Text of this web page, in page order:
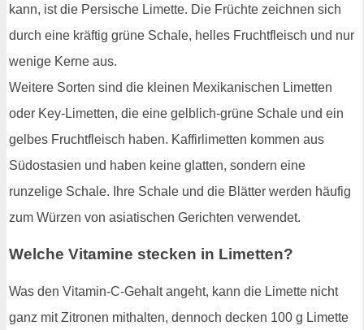
kann, ist die Persische Limette. Die Früchte zeichnen sich
durch eine kräftig grüne Schale, helles Fruchtfleisch und nur
wenige Kerne aus.
Weitere Sorten sind die kleinen Mexikanischen Limetten
oder Key-Limetten, die eine gelblich-grüne Schale und ein
gelbes Fruchtfleisch haben. Kaffirlimetten kommen aus
Südostasien und haben keine glatten, sondern eine
runzelige Schale. Ihre Schale und die Blätter werden häufig
zum Würzen von asiatischen Gerichten verwendet.
Welche Vitamine stecken in Limetten?
Was den Vitamin-C-Gehalt angeht, kann die Limette nicht
ganz mit Zitronen mithalten, dennoch decken 100 g Limette